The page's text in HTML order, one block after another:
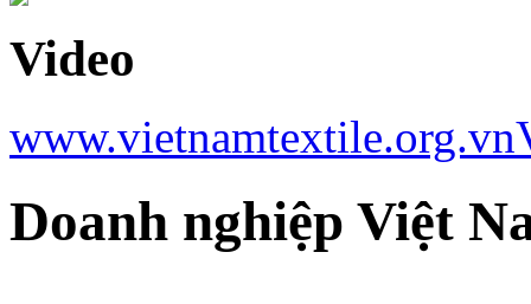
Video
www.vietnamtextile.org.vn
Doanh nghiệp Việt